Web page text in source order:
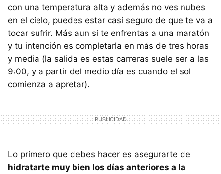
con una temperatura alta y además no ves nubes
en el cielo, puedes estar casi seguro de que te va a
tocar sufrir. Más aun si te enfrentas a una maratón
y tu intención es completarla en más de tres horas
y media (la salida es estas carreras suele ser a las
9:00, y a partir del medio día es cuando el sol
comienza a apretar).
Lo primero que debes hacer es asegurarte de
hidratarte muy bien los días anteriores a la